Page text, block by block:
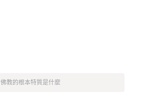
佛教的根本特質是什麼